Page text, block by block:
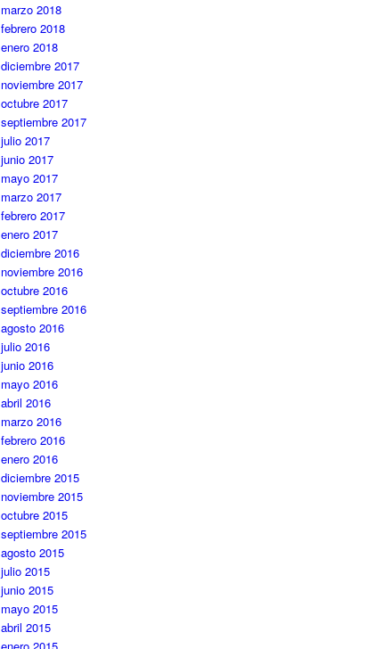
marzo 2018
febrero 2018
enero 2018
diciembre 2017
noviembre 2017
octubre 2017
septiembre 2017
julio 2017
junio 2017
mayo 2017
marzo 2017
febrero 2017
enero 2017
diciembre 2016
noviembre 2016
octubre 2016
septiembre 2016
agosto 2016
julio 2016
junio 2016
mayo 2016
abril 2016
marzo 2016
febrero 2016
enero 2016
diciembre 2015
noviembre 2015
octubre 2015
septiembre 2015
agosto 2015
julio 2015
junio 2015
mayo 2015
abril 2015